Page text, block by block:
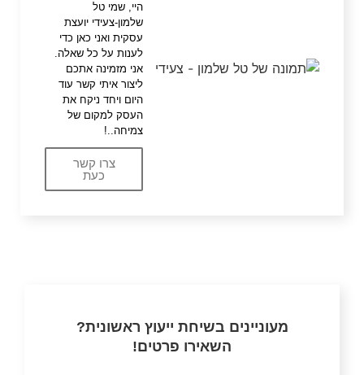
היי, שמי טל
שלמון-צעידי יועצת
עסקית ואני כאן כדי
לענות על כל שאלה.
אני מזמינה אתכם
ליצור איתי קשר עוד
היום ויחד ניקח את
העסק למקום של
צמיחה..!
צרו קשר
כעת
מעוניינים בשיחת ייעוץ ראשונית?
השאירו פרטים!